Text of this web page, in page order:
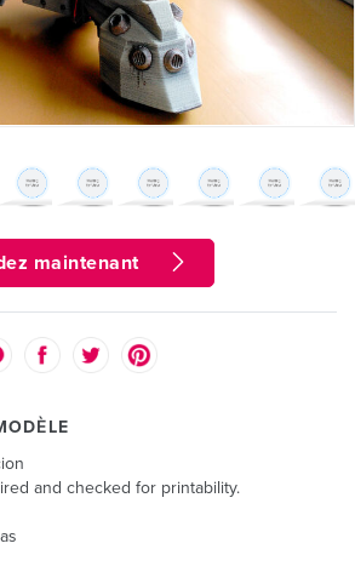
maintenant
and checked for printability.